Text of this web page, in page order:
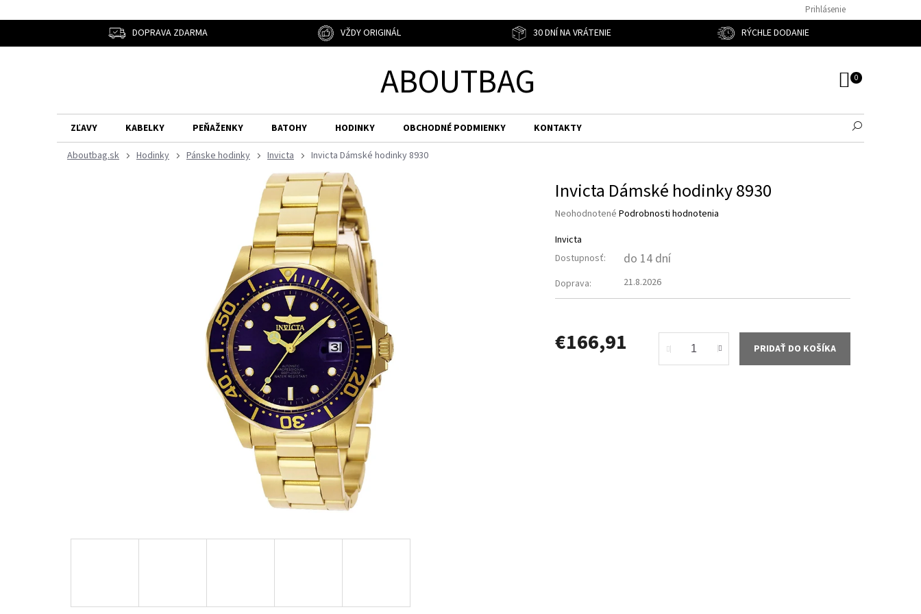
na
Prihlásenie
DOPRAVA ZDARMA VŽDY ORIGINÁL 30 DNÍ NA VRÁTENIE RÝCHLE DODANIE
ABOUTBAG
ZĽAVY KABELKY PEŇAŽENKY BATOHY HODINKY OBCHODNÉ PODMIENKY
KONTAKTY
Hodinky
Pánske hodinky Invicta Invicta Dámské hodinky 8930
Invicta Dámské hodinky 8930
Priemerné
produktu
je
0,0
z
Neohodnotené Podrobnosti hodnotenia
€166,91 PRIDAŤ DO KOŠÍKA
Invicta
Dostupnosť:
do 14 dní
Doprava: 21.8.2026